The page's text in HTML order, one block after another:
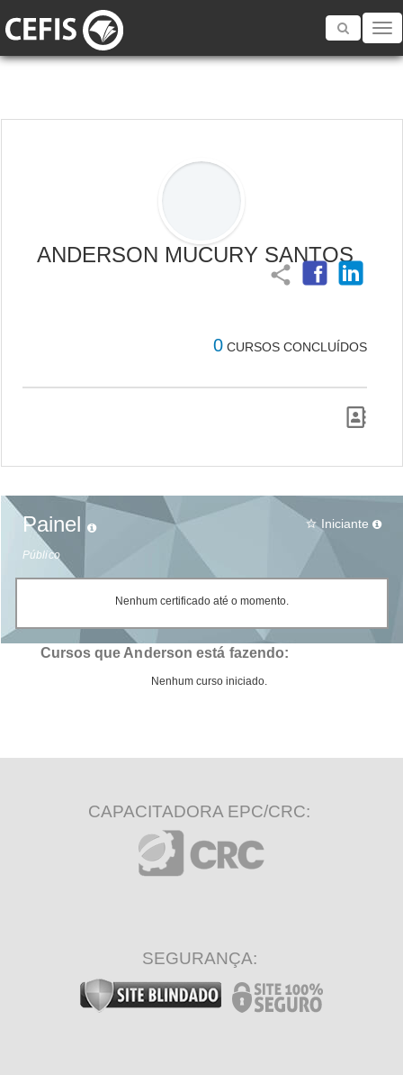
Toggle
ANDERSON MUCURY SANTOS
share
0 CURSOS CONCLUÍDOS
Painel
Público
star_border Iniciante
Nenhum certificado até o momento.
Cursos que Anderson está fazendo:
Nenhum curso iniciado.
CAPACITADORA EPC/CRC:
SEGURANÇA: